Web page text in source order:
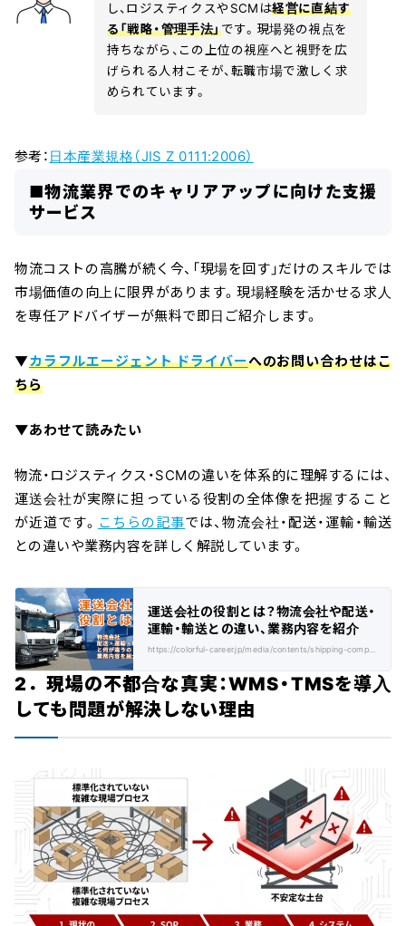
し、ロジスティクスやSCMは経営に直結す
る「戦略・管理手法」です。現場発の視点を
持ちながら、この上位の視座へと視野を広
げられる人材こそが、転職市場で激しく求
められています。
参考： 日本産業規格（JIS Z 0111:2006）
■物流業界でのキャリアアップに向けた支援
サービス
物流コストの高騰が続く今、「現場を回す」だけのスキルでは
市場価値の向上に限界があります。現場経験を活かせる求人
を専任アドバイザーが無料で即日ご紹介します。
▼カラフルエージェント ドライバーへのお問い合わせはこ
ちら
▼あわせて読みたい
物流・ロジスティクス・SCMの違いを体系的に理解するには、
運送会社が実際に担っている役割の全体像を把握すること
が近道です。 こちらの記事では、物流会社・配送・運輸・輸送
との違いや業務内容を詳しく解説しています。
運送会社の役割とは？物流会社や配送・
運輸・輸送との違い、業務内容を紹介
https://colorful-career.jp/media/contents/shipping-company/
2．現場の不都合な真実：WMS・TMSを導入
しても問題が解決しない理由